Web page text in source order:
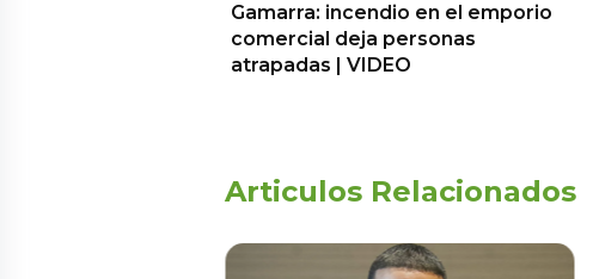
Gamarra: incendio en el emporio
comercial deja personas
atrapadas | VIDEO
Articulos Relacionados